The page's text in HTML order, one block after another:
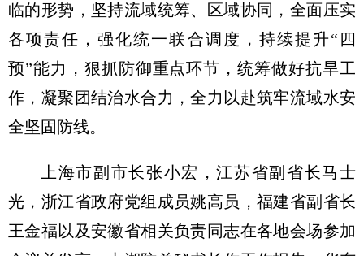
临的形势，坚持流域统筹、区域协同，全面压实
各项责任，强化统一联合调度，持续提升“四
预”能力，狠抓防御重点环节，统筹做好抗旱工
作，凝聚团结治水合力，全力以赴筑牢流域水安
全坚固防线。
上海市副市长张小宏，江苏省副省长马士
光，浙江省政府党组成员姚高员，福建省副省长
王金福以及安徽省相关负责同志在各地会场参加